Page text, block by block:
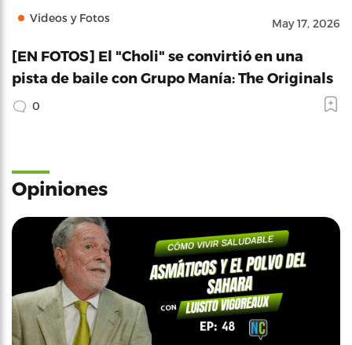
Videos y Fotos May 17, 2026
[EN FOTOS] El "Choli" se convirtió en una
pista de baile con Grupo Manía: The Originals
0
Opiniones